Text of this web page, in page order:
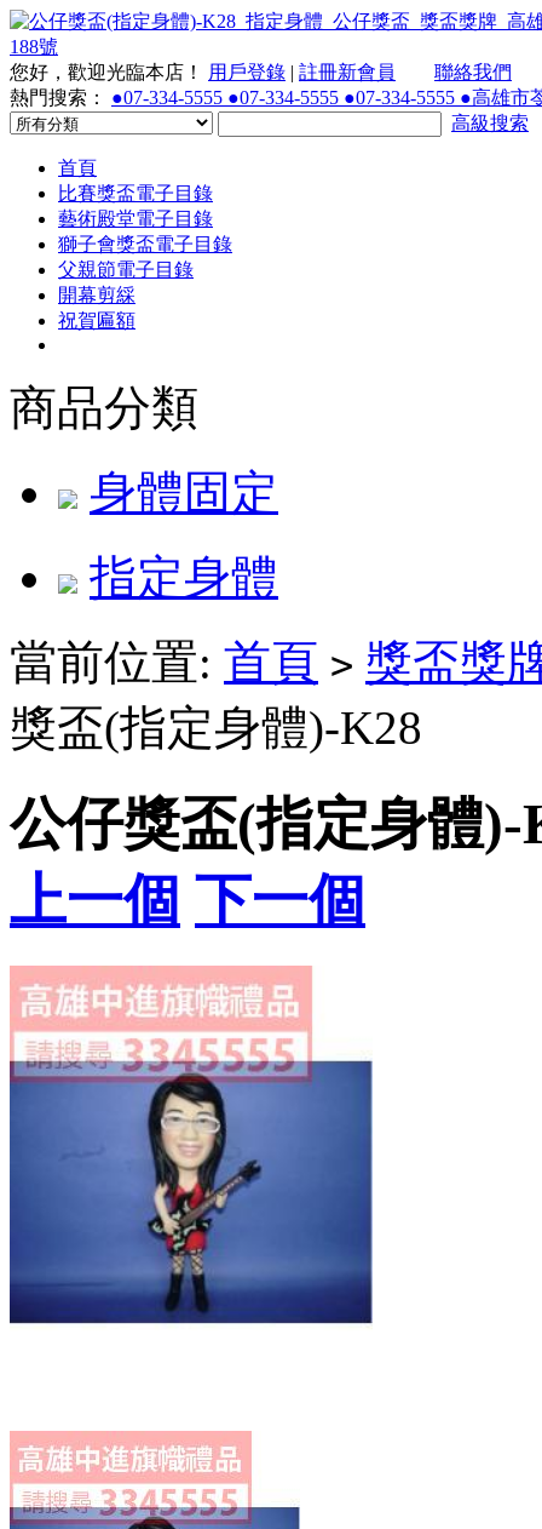
您好，歡迎光臨本店！ 用戶登錄 | 註冊新會員
聯絡我們
熱門搜索： ●07-334-5555 ●07-334-5555 ●07-334-5555 ●高雄
高級搜索
首頁
比賽獎盃電子目錄
藝術殿堂電子目錄
獅子會獎盃電子目錄
父親節電子目錄
開幕剪綵
祝賀匾額
商品分類
身體固定
指定身體
當前位置: 首頁 > 獎盃獎
獎盃(指定身體)-K28
公仔獎盃(指定身體)-
上一個 下一個